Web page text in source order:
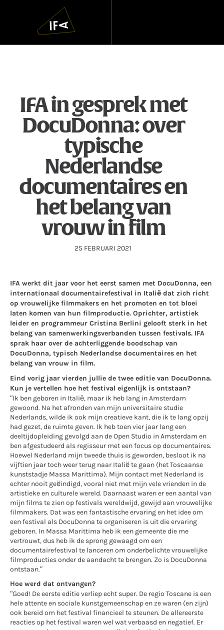
Navigatie
overslaan
IFA in gesprek met
DocuDonna: over
typische
Nederlandse
documentaires en
het belang van
vrouw in film
25 FEBRUARI 2021
IFA werkt dit jaar voor het eerst samen met DocuDonna, een
internationaal documentairefestival in Italië dat zich richt
op vrouwelijke filmmakers en het promoten en tot bloei
laten komen van hun filmproductie. Oprichter, artistiek
leider en programmeur Cristina Berlini gelooft sterk in het
belang van samenwerkingsverbanden tussen festivals. IFA
sprak haar over de achterliggende boodschap van
DocuDonna, typisch Nederlandse documentaires en het
belang van vrouw in film.
Eind vorig jaar vierden jullie de twee editie van DocuDonna.
Kun je vertellen hoe het festival eigenlijk is ontstaan?
“Ik ben geboren in Italië, maar ik heb lang in Amsterdam
gewoond. Na het afronden van mijn universitaire studie
Nederlands, wilde ik ook mijn creatieve kant, die ik te lang opzij
had gezet, de ruimte geven. Ik heb toen vier jaar lang een
deeltijdopleiding gevolgd aan de Open Studio in Amsterdam en
ben afgestudeerd als regisseur met een focus op documentaires.
Hoewel Nederland mijn tweede thuis is geworden, besloot ik na
vijftien jaar toch weer terug naar Italië te gaan (het Toscaanse
kunststadje Massa Marittima). Mijn contact met Nederland is
echter nooit geëindigd, vooral niet met mijn vele vrienden in de
artistieke en culturele wereld. Daarnaast waren er een aantal van
mijn films te zien op festivals wereldwijd, gewijd aan vrouwelijke
filmmakers. Dat was een fantastische ervaring en het idee om
een festival als DocuDonna te organiseren is uit die ervaring
geboren. In Massa Marittima heb ik een gemeente die me
vertrouwt, dus heb ik de sprong gewaagd om een
documentairefestival te lanceren om onderbelichte vrouwelijke
filmproducties onder de aandacht te brengen. Zo is DocuDonna
ontstaan.”
Hoe werd dat ontvangen?
“Goed! De eerste editie verliep echt super. De regio Toscane is een
hele attente en sociale kunstgemeenschap en ze waren (en zijn)
ook bereid om het festival financieel te steunen. De allereerste
reacties op het festival waren wel wat verbaasd en negatief. Er